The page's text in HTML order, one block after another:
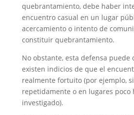
quebrantamiento, debe haber
encuentro casual en un lugar
acercamiento o intento de
constituir quebrantamiento.
No obstante, esta defensa puede
existen indicios de que el
realmente fortuito (por ejemplo,
repetidamente o en lugares poco
investigado).